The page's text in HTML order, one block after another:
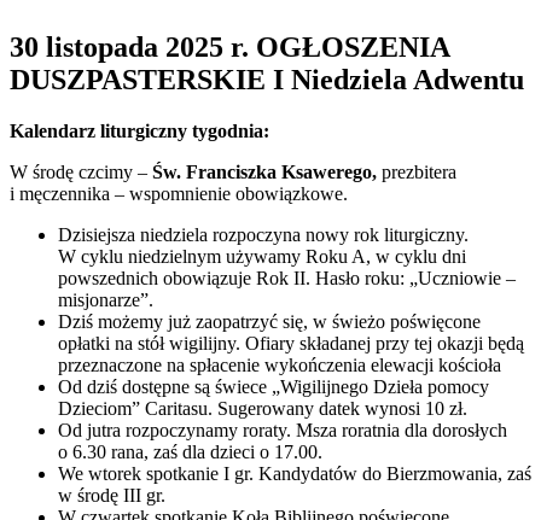
30 listopada 2025 r. OGŁOSZENIA
DUSZPASTERSKIE I Niedziela Adwentu
Kalendarz liturgiczny tygodnia:
W środę czcimy – Św. Franciszka Ksawerego, prezbitera
i męczennika – wspomnienie obowiązkowe.
Dzisiejsza niedziela rozpoczyna nowy rok liturgiczny.
W cyklu niedzielnym używamy Roku A, w cyklu dni
powszednich obowiązuje Rok II. Hasło roku: „Uczniowie –
misjonarze”.
Dziś możemy już zaopatrzyć się, w świeżo poświęcone
opłatki na stół wigilijny. Ofiary składanej przy tej okazji będą
przeznaczone na spłacenie wykończenia elewacji kościoła
Od dziś dostępne są świece „Wigilijnego Dzieła pomocy
Dzieciom” Caritasu. Sugerowany datek wynosi 10 zł.
Od jutra rozpoczynamy roraty. Msza roratnia dla dorosłych
o 6.30 rana, zaś dla dzieci o 17.00.
We wtorek spotkanie I gr. Kandydatów do Bierzmowania, zaś
w środę III gr.